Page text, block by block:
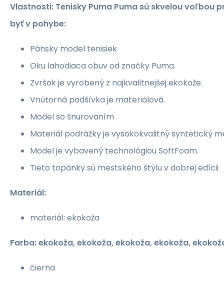
Vlastnosti: Tenisky Puma Puma sú skvelou voľbou
byť v pohybe:
Pánsky model tenisiek
Oku lahodiaca obuv od značky Puma.
Zvršok je vyrobený z najkvalitnejšej ekokože.
Vnútorná podšívka je materiálová.
Model so šnurovaním
Materiál podrážky je vysokokvalitný syntetický
Model je vybavený technológiou SoftFoam.
Tieto topánky sú mestského štýlu v dobrej edícii
Materiál:
materiál: ekokoža
Farba: ekokoža, ekokoža, ekokoža, ekokoža,
čierna